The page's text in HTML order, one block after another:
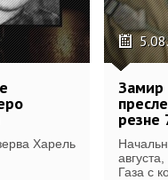
Харель
Замир
резне
Газа с